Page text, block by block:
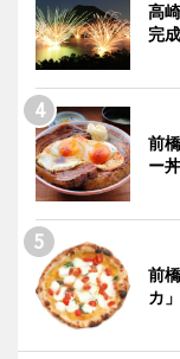
高
完
前
ー
前
カ